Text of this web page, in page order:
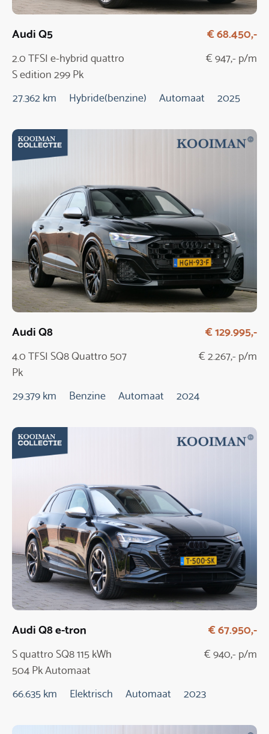
Audi Q5
2.0 TFSI e-hybrid quattro
S edition 299 Pk
Automaat / NIEUW
MODEL
€ 68.450,-
€ 947,- p/m
27.362 km Hybride(benzine) Automaat 2025
Audi Q8
4.0 TFSI SQ8 Quattro 507
Pk
€ 129.995,-
€ 2.267,- p/m
29.379 km Benzine Automaat 2024
Audi Q8 e-tron
S quattro SQ8 115 kWh
504 Pk Automaat
€ 67.950,-
€ 940,- p/m
66.635 km Elektrisch Automaat 2023